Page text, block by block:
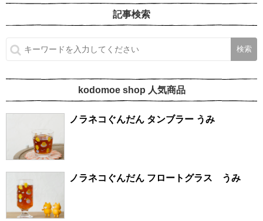
記事検索
kodomoe shop 人気商品
ノラネコぐんだん タンブラー うみ
ノラネコぐんだん フロートグラス うみ